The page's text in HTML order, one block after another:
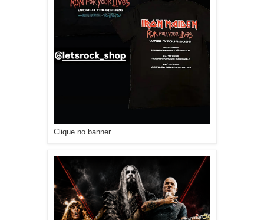
Clique no banner